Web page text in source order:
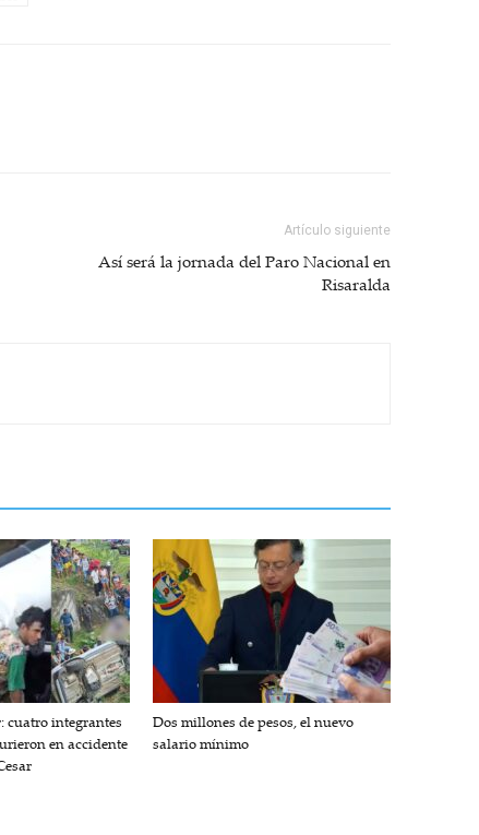
Artículo siguiente
Así será la jornada del Paro Nacional en
Risaralda
cuatro integrantes
en accidente
Dos millones de pesos, el nuevo
salario mínimo